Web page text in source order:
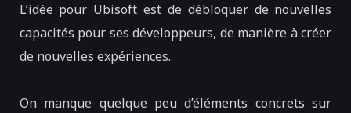
L’idée pour Ubisoft est de débloquer de nouvelles
capacités pour ses développeurs, de manière à créer
de nouvelles expériences.
On manque quelque peu d’éléments concrets sur